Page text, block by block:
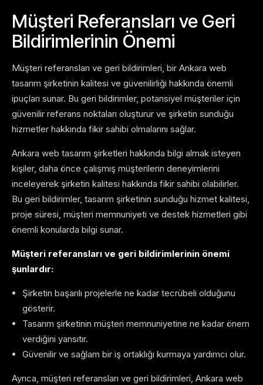
Müşteri Referansları ve Geri
Bildirimlerinin Önemi
Müşteri referansları ve geri bildirimleri, bir Ankara web
tasarım şirketinin kalitesi ve güvenilirliği hakkında önemli
ipuçları sunar. Bu geri bildirimler, potansiyel müşteriler için
güvenilir referans noktaları oluşturur ve şirketin sunduğu
hizmetler hakkında fikir sahibi olmalarını sağlar.
Ankara web tasarım şirketleri hakkında bilgi almak isteyen
kişiler, daha önce çalışmış müşterilerin deneyimlerini
inceleyerek şirketin kalitesi hakkında fikir sahibi olabilirler.
Bu geri bildirimler, tasarım şirketinin sunduğu hizmet kalitesi,
proje süresi, müşteri memnuniyeti ve destek hizmetleri gibi
önemli konularda bilgi sunar.
Müşteri referansları ve geri bildirimlerinin önemi
şunlardır:
Şirketin başarılı projelerle ne kadar tecrübeli olduğunu
gösterir.
Tasarım şirketinin müşteri memnuniyetine ne kadar önem
verdiğini yansıtır.
Güvenilir ve sağlam bir iş ortaklığı kurmaya yardımcı olur.
Ayrıca, müşteri referansları ve geri bildirimleri, Ankara web